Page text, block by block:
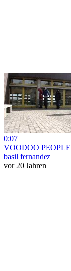
0:07
VOODOO PEOPLE
basil fernandez
vor 20 Jahren